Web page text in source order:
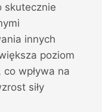
skutecznie
innych
poziom
wpływa na
siły